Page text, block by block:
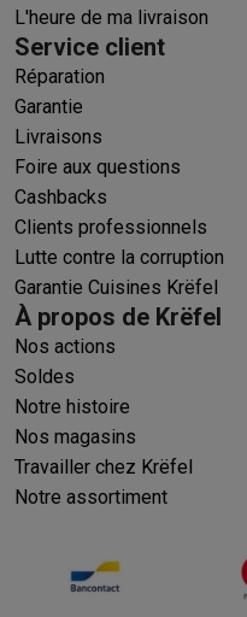
L'heure de ma livraison
Service client
Réparation
Garantie
Livraisons
Foire aux questions
Cashbacks
Clients professionnels
Lutte contre la corruption
Garantie Cuisines Krëfel
À propos de Krëfel
Nos actions
Soldes
Notre histoire
Nos magasins
Travailler chez Krëfel
Notre assortiment